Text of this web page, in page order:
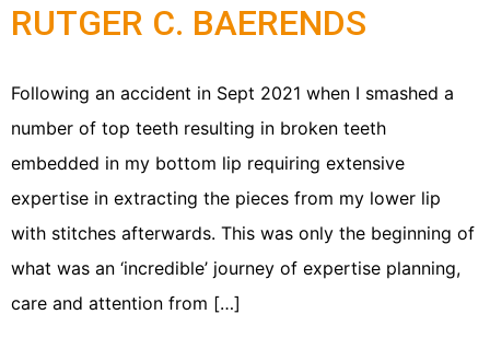
RUTGER C. BAERENDS
Following an accident in Sept 2021 when I smashed a
number of top teeth resulting in broken teeth
embedded in my bottom lip requiring extensive
expertise in extracting the pieces from my lower lip
with stitches afterwards. This was only the beginning of
what was an ‘incredible’ journey of expertise planning,
care and attention from […]